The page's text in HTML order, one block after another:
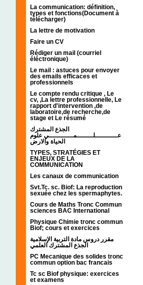
La communication: définition,
types et fonctions(Document à
télécharger)
La lettre de motivation
Faire un CV
Rédiger un mail (courriel
éléctronique)
Le mail : astuces pour envoyer
des emails efficaces et
professionnels
Le compte rendu critique , Le
cv, ,La lettre professionnelle, Le
rapport d'intervention ,de
laboratoire,de recherche,de
stage et Le résumé
الجذع المشترك
عـــــــــــلــــــــمــــــــــــي علوم
الحياة والارض
TYPES, STRATÉGIES ET
ENJEUX DE LA
COMMUNICATION
Les canaux de communication
Svt.Tc. sc. Biof: La reproduction
sexuée chez les spermaphytes.
Cours de Maths Tronc Commun
sciences BAC International
Physique Chimie tronc commun
Biof; cours et exercices
مقرر دروس مادة التربية الإسلامية
الجذع المشترك العلمي
PC Mecanique des solides tronc
commun option bac francais
Tc sc Biof physique: exercices
et examens